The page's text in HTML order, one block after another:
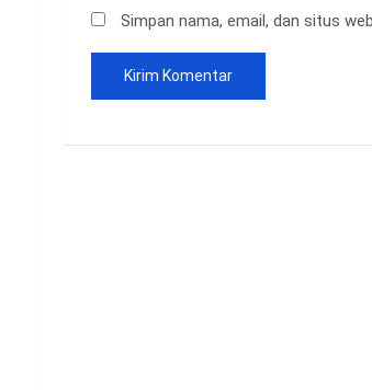
Simpan nama, email, dan situs